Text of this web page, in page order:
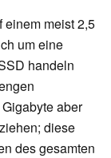
einem meist 2,5
um eine
handeln
aber
diese
des gesamten